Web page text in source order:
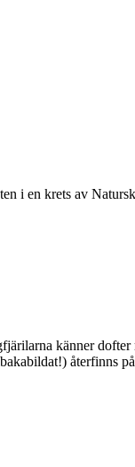
i en krets av
känner
återfinns